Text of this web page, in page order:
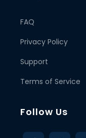
FAQ
Privacy Policy
Support
Terms of Service
Follow Us